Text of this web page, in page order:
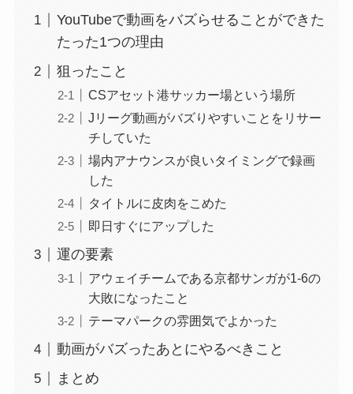
YouTubeで動画をバズらせることができた
たった1つの理由
狙ったこと
CSアセット港サッカー場という場所
Jリーグ動画がバズりやすいことをリサー
チしていた
場内アナウンスが良いタイミングで録画
した
タイトルに皮肉をこめた
即日すぐにアップした
運の要素
アウェイチームである京都サンガが1-6の
大敗になったこと
テーマパークの雰囲気でよかった
動画がバズったあとにやるべきこと
まとめ